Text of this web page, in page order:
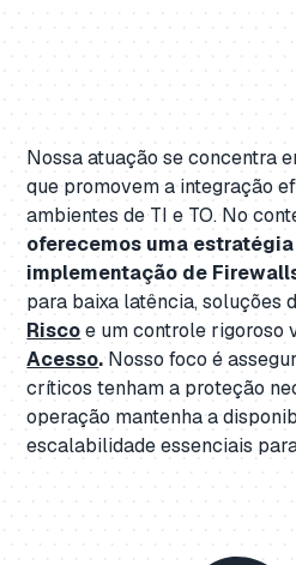
Nossa atuação se concentra
que promovem a integração
ambientes de TI e TO. No
oferecemos uma
implementação de
para baixa latência, soluções
Riscoe um controle rigoroso
Acesso. Nosso foco é
críticos tenham a proteção
operação mantenha a
escalabilidade essenciais